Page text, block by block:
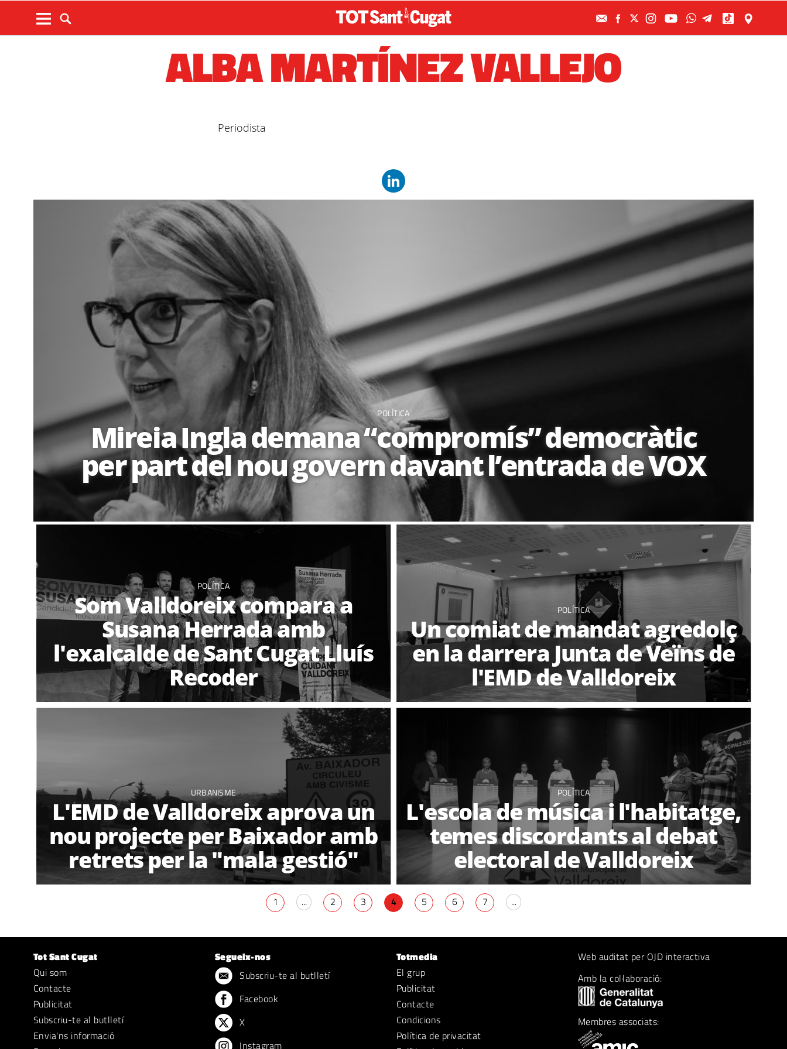
ALBA MARTÍNEZ VALLEJO
Periodista
POLÍTICA
Mireia Ingla demana “compromís” democràtic
per part del nou govern davant l’entrada de VOX
POLÍTICA
Som Valldoreix compara a
Susana Herrada amb
l'exalcalde de Sant Cugat Lluís
Recoder
POLÍTICA
Un comiat de mandat agredolç
en la darrera Junta de Veïns de
l'EMD de Valldoreix
URBANISME
L'EMD de Valldoreix aprova un
nou projecte per Baixador amb
retrets per la "mala gestió"
POLÍTICA
L'escola de música i l'habitatge,
temes discordants al debat
electoral de Valldoreix
1 ... 2 3 4 5 6 7 ...
Tot Sant Cugat
Qui som
Contacte
Publicitat
Subscriu-te al butlletí
Envia'ns informació
Segueix-nos
Subscriu-te al butlletí
Facebook
X
Instagram
Totmedia
El grup
Publicitat
Contacte
Condicions
Política de privacitat
Web auditat per OJD interactiva
Amb la col·laboració:
Membres associats: